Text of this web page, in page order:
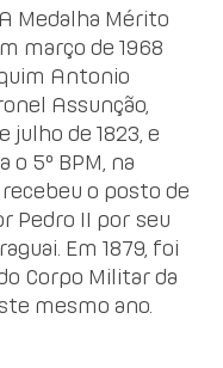
Medalha Mérito
março de 1968
Antonio
Assunção,
julho de 1823, e
o 5º BPM, na
recebeu o posto de
Pedro II por seu
Em 1879, foi
Corpo Militar da
mesmo ano.